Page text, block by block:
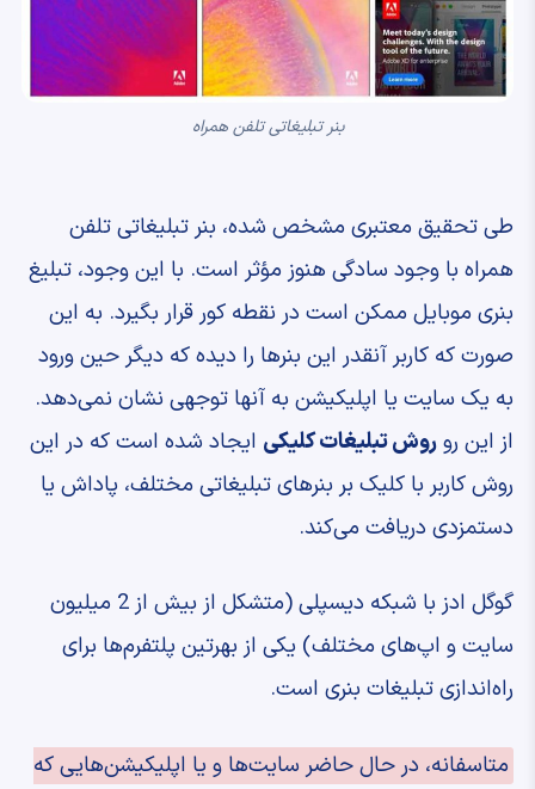
بنر تبلیغاتی تلفن همراه
طی تحقیق معتبری مشخص شده، بنر تبلیغاتی تلفن
همراه با وجود سادگی هنوز مؤثر است. با این وجود، تبلیغ
بنری موبایل ممکن است در نقطه کور قرار بگیرد. به این
صورت که کاربر آنقدر این بنرها را دیده که دیگر حین ورود
به یک سایت یا اپلیکیشن به آنها توجهی نشان نمی‌دهد.
از این روروش تبلیغات کلیکیایجاد شده است که در این
روش کاربر با کلیک بر بنرهای تبلیغاتی مختلف، پاداش یا
دستمزدی دریافت می‌کند.
گوگل ادز با شبکه دیسپلی (متشکل از بیش از 2 میلیون
سایت و اپ‌های مختلف) یکی از بهرتین پلتفرم‌ها برای
راه‌اندازی تبلیغات بنری است.
متاسفانه، در حال حاضر سایت‌ها و یا اپلیکیشن‌هایی که